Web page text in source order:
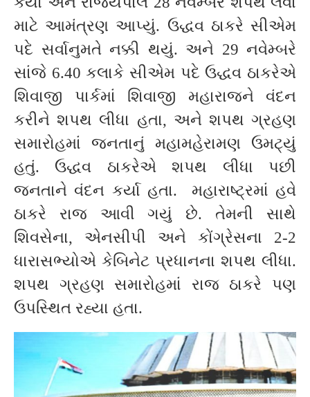
માટે આમંત્રણ આપ્યું. ઉદ્ધવ ઠાકરે સીએમ
પદે સર્વાનુમતે નક્કી થયું. અને 29 નવેમ્બરે
સાંજે 6.40 કલાકે સીએમ પદે ઉદ્ધવ ઠાકરેએ
શિવાજી પાર્કમાં શિવાજી મહારાજને વંદન
કરીને શપથ લીધા હતા, અને શપથ ગ્રહણ
સમારોહમાં જનતાનું મહામહેરામણ ઉમટ્યું
હતું. ઉદ્ધવ ઠાકરેએ શપથ લીધા પછી
જનતાને વંદન કર્યા હતા. મહારાષ્ટ્રમાં હવે
ઠાકરે રાજ આવી ગયું છે. તેમની સાથે
શિવસેના, એનસીપી અને કોંગ્રેસના 2-2
ધારાસભ્યોએ કેબિનેટ પ્રધાનના શપથ લીધા.
શપથ ગ્રહણ સમારોહમાં રાજ ઠાકરે પણ
ઉપસ્થિત રહ્યા હતા.